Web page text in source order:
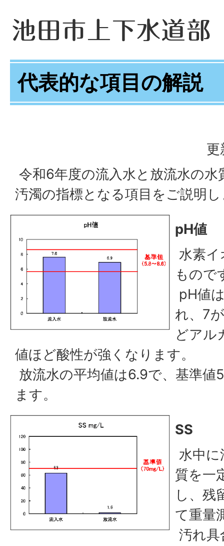
代表的な項目の解説
更
令和6年度の流入水と放流水の
汚濁の指標となる項目をご説明
pH値
水素イ
もので
pH値
れ、7
どアル
値ほど酸性が強くなります。
放流水の平均値は6.9で、基準値
ます。
SS
水中に
質を一
し、残
て重量
汚れ